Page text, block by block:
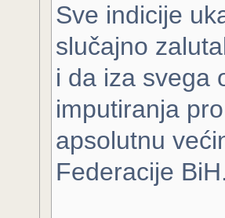
Sve indicije
slučajno
i da iza svega
imputiranja
apsolutnu
Federacije